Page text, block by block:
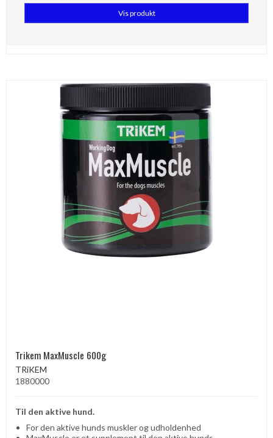
Vis produkt
Trikem MaxMuscle 600g
TRiKEM
1880000
Til den aktive hund.
For den aktive hunds muskler og udholdenhed